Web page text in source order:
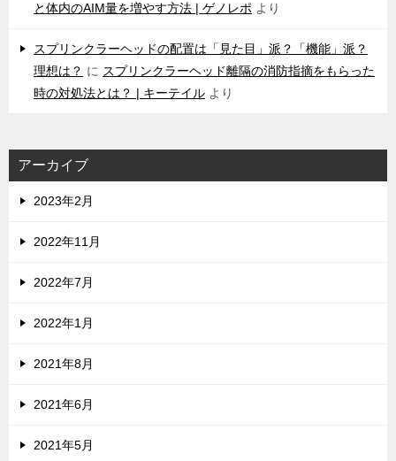
と体内のAIM量を増やす方法 | ゲノレポ より
スプリンクラーヘッドの配置は「見た目」派？「機能」派？
理想は？ に スプリンクラーヘッド離隔の消防指摘をもらった
時の対処法とは？ | キーテイル より
アーカイブ
2023年2月
2022年11月
2022年7月
2022年1月
2021年8月
2021年6月
2021年5月